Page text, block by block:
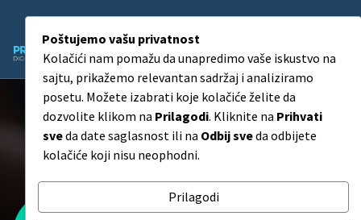
content
Agencija za Digitalni Marketing
Kako povećati broj poseta
sajtu bez plaćenih reklama?
Poštujemo vašu privatnost
Kolačići nam pomažu da unapredimo vaše iskustvo na
sajtu, prikažemo relevantan sadržaj i analiziramo
posetu. Možete izabrati koje kolačiće želite da
dozvolite klikom na Prilagodi. Kliknite na Prihvati
sveda date saglasnost ili na Odbij sveda odbijete
kolačiće koji nisu neophodni.
Prilagodi